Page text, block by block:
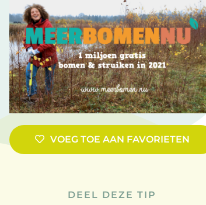
VOEG TOE AAN FAVORIETEN
DEEL DEZE TIP